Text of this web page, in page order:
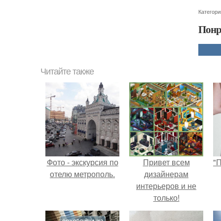
Читайте также
Фото - экскурсия по
отелю метрополь.
Привет всем
дизайнерам
интерьеров и не
только!